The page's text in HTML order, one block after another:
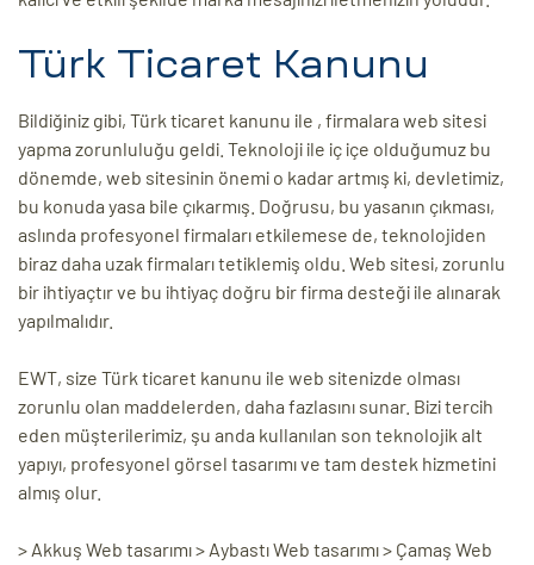
Türk Ticaret Kanunu
Bildiğiniz gibi, Türk ticaret kanunu ile , firmalara web sitesi
yapma zorunluluğu geldi. Teknoloji ile iç içe olduğumuz bu
dönemde, web sitesinin önemi o kadar artmış ki, devletimiz,
bu konuda yasa bile çıkarmış. Doğrusu, bu yasanın çıkması,
aslında profesyonel firmaları etkilemese de, teknolojiden
biraz daha uzak firmaları tetiklemiş oldu. Web sitesi, zorunlu
bir ihtiyaçtır ve bu ihtiyaç doğru bir firma desteği ile alınarak
yapılmalıdır.
EWT, size Türk ticaret kanunu ile web sitenizde olması
zorunlu olan maddelerden, daha fazlasını sunar. Bizi tercih
eden müşterilerimiz, şu anda kullanılan son teknolojik alt
yapıyı, profesyonel görsel tasarımı ve tam destek hizmetini
almış olur.
> Akkuş Web tasarımı > Aybastı Web tasarımı > Çamaş Web